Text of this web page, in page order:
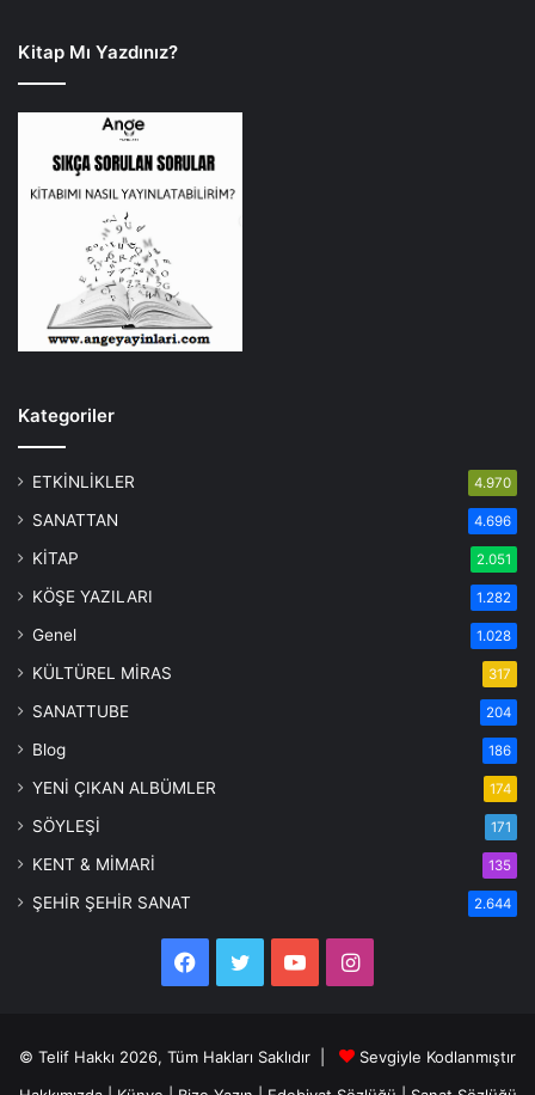
Kitap Mı Yazdınız?
Kategoriler
ETKİNLİKLER 4.970
SANATTAN 4.696
KİTAP 2.051
KÖŞE YAZILARI 1.282
Genel 1.028
KÜLTÜREL MİRAS 317
SANATTUBE 204
Blog 186
YENİ ÇIKAN ALBÜMLER 174
SÖYLEŞİ 171
KENT & MİMARİ 135
ŞEHİR ŞEHİR SANAT 2.644
Facebook
TwitterYouTubeInstagram
© Telif Hakkı 2026, Tüm Hakları Saklıdır |
Sevgiyle Kodlanmıştır